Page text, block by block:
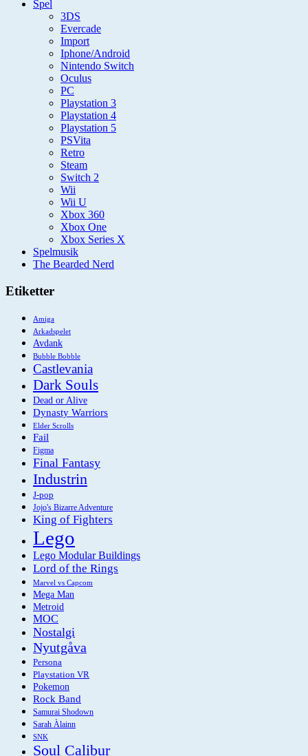
Spel
3DS
Evercade
Import
Iphone/Android
Nintendo Switch
Oculus
PC
Playstation 3
Playstation 4
Playstation 5
PSVita
Retro
Steam
Switch 2
Wii
Wii U
Xbox 360
Xbox One
Xbox Series X
Spelmusik
The Bearded Nerd
Etiketter
Amiga
Arkadspelet
Avdank
Bubble Bobble
Castlevania
Dark Souls
Dead or Alive
Dynasty Warriors
Elder Scrolls
Fail
Figma
Final Fantasy
Industrin
J-pop
Jojo's Bizarre Adventure
King of Fighters
Lego
Lego Modular Buildings
Lord of the Rings
Marvel vs Capcom
Mega Man
Metroid
MOC
Nostalgi
Nyutgåva
Persona
Playstation VR
Pokemon
Rock Band
Samurai Shodown
Sarah Àlainn
SNK
Soul Calibur